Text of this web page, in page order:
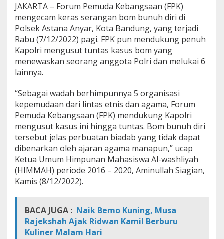
b
a
n
g
s
a
a
e
k
o
m
e
n
a
s
i
k
5
B
u
t
JAKARTA – Forum Pemuda Kebangsaan (FPK)
mengecam keras serangan bom bunuh diri di
Polsek Astana Anyar, Kota Bandung, yang terjadi
Rabu (7/12/2022) pagi. FPK pun mendukung penuh
Kapolri mengusut tuntas kasus bom yang
menewaskan seorang anggota Polri dan melukai 6
lainnya.
“Sebagai wadah berhimpunnya 5 organisasi
kepemudaan dari lintas etnis dan agama, Forum
Pemuda Kebangsaan (FPK) mendukung Kapolri
mengusut kasus ini hingga tuntas. Bom bunuh diri
tersebut jelas perbuatan biadab yang tidak dapat
dibenarkan oleh ajaran agama manapun,” ucap
Ketua Umum Himpunan Mahasiswa Al-washliyah
(HIMMAH) periode 2016 – 2020, Aminullah Siagian,
Kamis (8/12/2022).
BACA JUGA : Naik Bemo Kuning, Musa
Rajekshah Ajak Ridwan Kamil Berburu
Kuliner Malam Hari